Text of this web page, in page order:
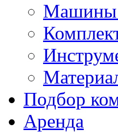
Машины
Подбор
Аренда